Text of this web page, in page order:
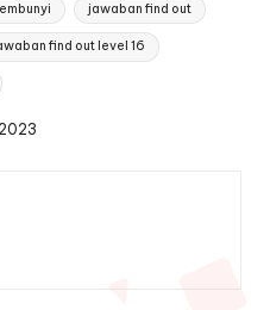
jawaban find out
find out level 16